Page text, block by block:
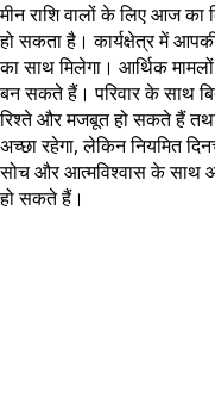
मीन राशि वालों के लिए आज का
हो सकता है। कार्यक्षेत्र में
का साथ मिलेगा। आर्थिक
बन सकते हैं। परिवार के साथ
रिश्ते और मजबूत हो सकते हैं
अच्छा रहेगा, लेकिन नियमित
सोच और आत्मविश्वास के साथ
हो सकते हैं।